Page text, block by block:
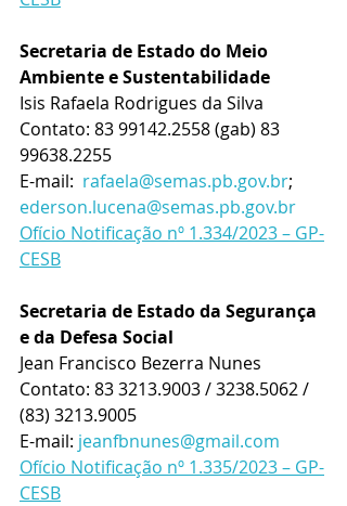
Secretaria de Estado do Meio
Ambiente e Sustentabilidade
Isis Rafaela Rodrigues da Silva
Contato: 83 99142.2558 (gab) 83
99638.2255
E-mail: rafaela@semas.pb.gov.br;
ederson.lucena@semas.pb.gov.br
Ofício Notificação nº 1.334/2023 – GP-
CESB
Secretaria de Estado da Segurança
e da Defesa Social
Jean Francisco Bezerra Nunes
Contato: 83 3213.9003 / 3238.5062 /
(83) 3213.9005
E-mail: jeanfbnunes@gmail.com
Ofício Notificação nº 1.335/2023 – GP-
CESB